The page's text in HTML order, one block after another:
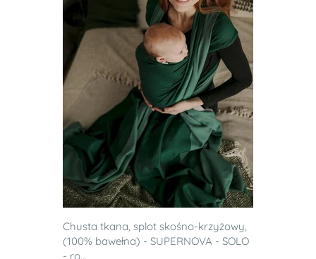
Chusta tkana, splot skośno-krzyżowy,
(100% bawełna) - SUPERNOVA - SOLO
- ro...